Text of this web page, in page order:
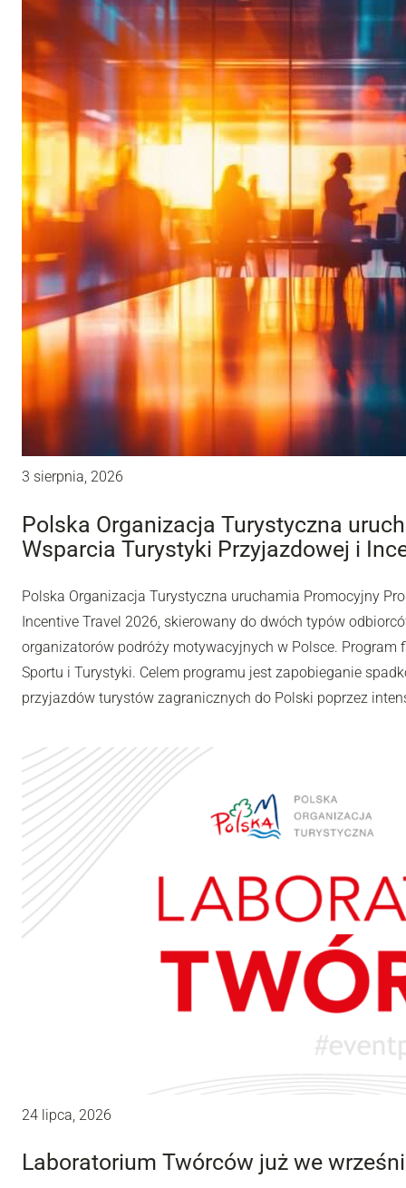
3 sierpnia, 2026
Polska Organizacja Turystyczna
Wsparcia Turystyki Przyjazdowej i
Polska Organizacja Turystyczna uruchamia Promocyjny
Incentive Travel 2026, skierowany do dwóch typów
organizatorów podróży motywacyjnych w Polsce.
Sportu i Turystyki. Celem programu jest zapobieganie
przyjazdów turystów zagranicznych do Polski poprzez
24 lipca, 2026
Laboratorium Twórców już we